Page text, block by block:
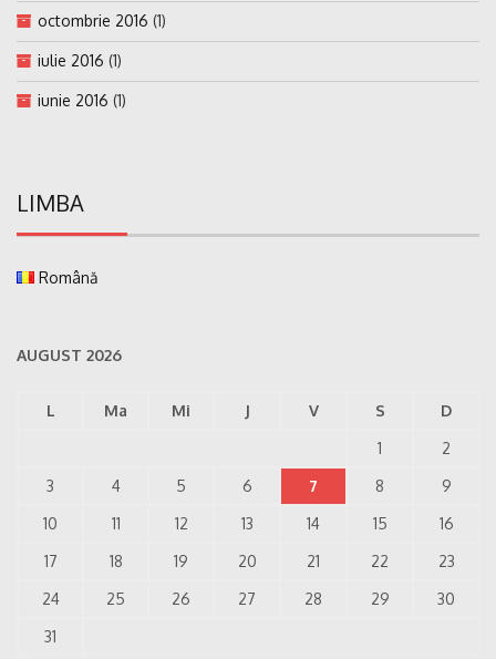
octombrie 2016 (1)
iulie 2016 (1)
iunie 2016 (1)
LIMBA
Română
AUGUST 2026
L Ma Mi J V S
D
1
2
3
4 5 6 7 8
9
10
11 12 13 14 15
16
17
18 19 20 21 22
23
24
25 26 27 28 29
30
31